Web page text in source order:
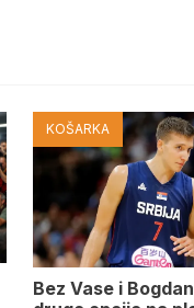
KOŠARKA
Bez Vase i